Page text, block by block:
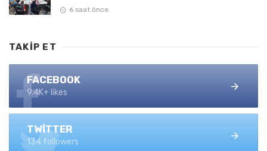
6 saat önce
TAKIP ET
FACEBOOK
9.4K+ likes
TWITTER
134 followers